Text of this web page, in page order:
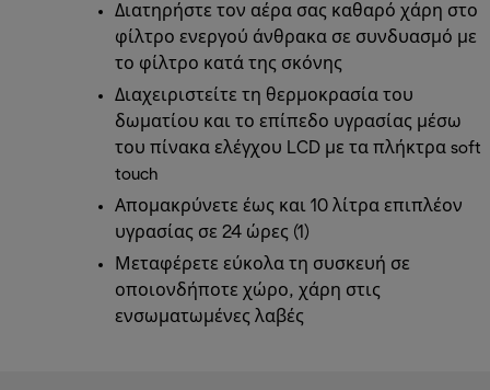
Διατηρήστε τον αέρα σας καθαρό χάρη στο
φίλτρο ενεργού άνθρακα σε συνδυασμό με
το φίλτρο κατά της σκόνης
Διαχειριστείτε τη θερμοκρασία του
δωματίου και το επίπεδο υγρασίας μέσω
του πίνακα ελέγχου LCD με τα πλήκτρα soft
touch
Απομακρύνετε έως και 10 λίτρα επιπλέον
υγρασίας σε 24 ώρες (1)
Μεταφέρετε εύκολα τη συσκευή σε
οποιονδήποτε χώρο, χάρη στις
ενσωματωμένες λαβές